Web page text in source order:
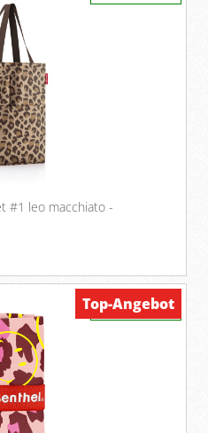
#1 leo macchiato -
Verfügbar
Top-Angebot